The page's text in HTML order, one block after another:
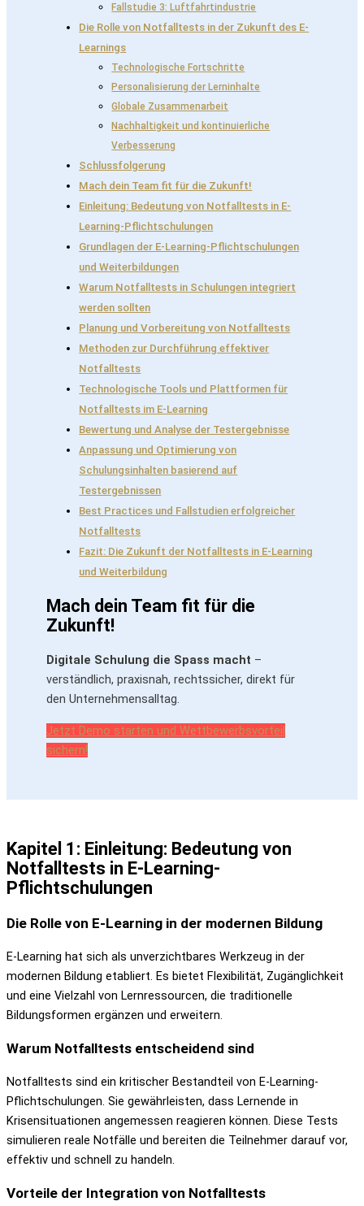
Fallstudie 3: Luftfahrtindustrie
Die Rolle von Notfalltests in der Zukunft des E-
Learnings
Technologische Fortschritte
Personalisierung der Lerninhalte
Globale Zusammenarbeit
Nachhaltigkeit und kontinuierliche
Verbesserung
Schlussfolgerung
Mach dein Team fit für die Zukunft!
Einleitung: Bedeutung von Notfalltests in E-
Learning-Pflichtschulungen
Grundlagen der E-Learning-Pflichtschulungen
und Weiterbildungen
Warum Notfalltests in Schulungen integriert
werden sollten
Planung und Vorbereitung von Notfalltests
Methoden zur Durchführung effektiver
Notfalltests
Technologische Tools und Plattformen für
Notfalltests im E-Learning
Bewertung und Analyse der Testergebnisse
Anpassung und Optimierung von
Schulungsinhalten basierend auf
Testergebnissen
Best Practices und Fallstudien erfolgreicher
Notfalltests
Fazit: Die Zukunft der Notfalltests in E-Learning
und Weiterbildung
Mach dein Team fit für die
Zukunft!
Digitale Schulung die Spass macht –
verständlich, praxisnah, rechtssicher, direkt für
den Unternehmensalltag.
Jetzt Demo starten und Wettbewerbsvorteil
sichern!
Kapitel 1: Einleitung: Bedeutung von
Notfalltests in E-Learning-
Pflichtschulungen
Die Rolle von E-Learning in der modernen Bildung
E-Learning hat sich als unverzichtbares Werkzeug in der
modernen Bildung etabliert. Es bietet Flexibilität, Zugänglichkeit
und eine Vielzahl von Lernressourcen, die traditionelle
Bildungsformen ergänzen und erweitern.
Warum Notfalltests entscheidend sind
Notfalltests sind ein kritischer Bestandteil von E-Learning-
Pflichtschulungen. Sie gewährleisten, dass Lernende in
Krisensituationen angemessen reagieren können. Diese Tests
simulieren reale Notfälle und bereiten die Teilnehmer darauf vor,
effektiv und schnell zu handeln.
Vorteile der Integration von Notfalltests